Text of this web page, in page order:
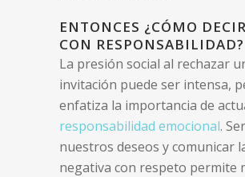
ENTONCES ¿CÓMO
CON RESPONSABILIDAD?
La presión social al rechazar
invitación puede ser intensa,
enfatiza la importancia de
responsabilidad emocional.
nuestros deseos y comunicar
negativa con respeto permite